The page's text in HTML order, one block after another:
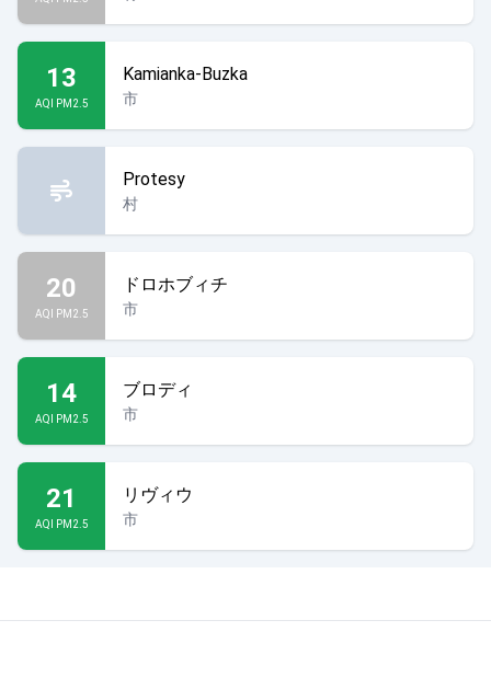
13
AQI PM2.5
Kamianka-Buzka
市
Protesy
村
20
AQI PM2.5
ドロホブィチ
市
14
AQI PM2.5
ブロディ
市
21
AQI PM2.5
リヴィウ
市